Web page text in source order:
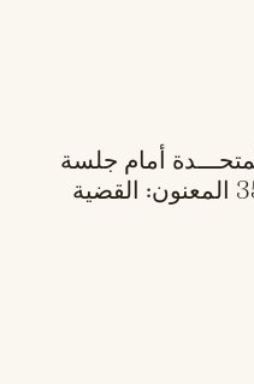
أمام جلسة
الجمعية العامة تحت البند 35 المعنون: القضية